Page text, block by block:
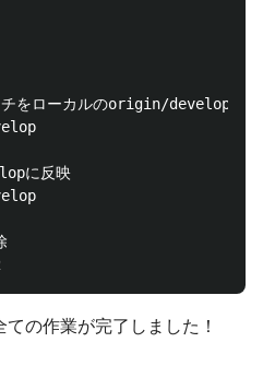
の作業が完了しました！